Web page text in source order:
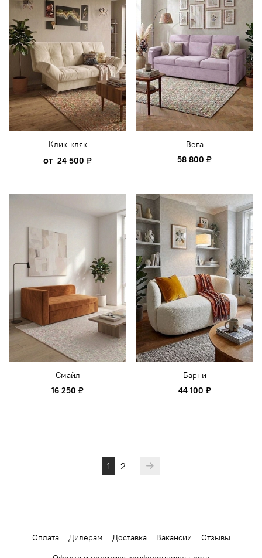
Клик-кляк
от 24 500 ₽
Вега
58 800 ₽
Смайл
16 250 ₽
Барни
44 100 ₽
1 2
Оплата Дилерам Доставка Вакансии
Отзывы